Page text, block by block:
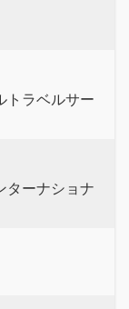
トラベルサー
ターナショナ